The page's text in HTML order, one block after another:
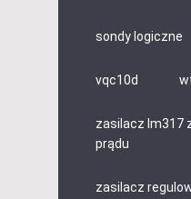
sondy logiczne
vqc10d
zasilacz lm317
prądu
zasilacz